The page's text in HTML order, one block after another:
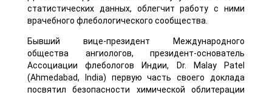
статистических данных, облегчит работу с ними
врачебного флебологического сообщества.
Бывший вице-президент Международного
общества ангиологов, президент-основатель
Ассоциации флебологов Индии, Dr. Malay Patel
(Ahmedabad, India) первую часть своего доклада
посвятил безопасности химической облитерации